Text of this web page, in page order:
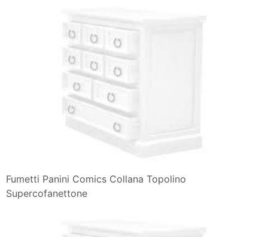
Fumetti Panini Comics Collana Topolino
Supercofanettone